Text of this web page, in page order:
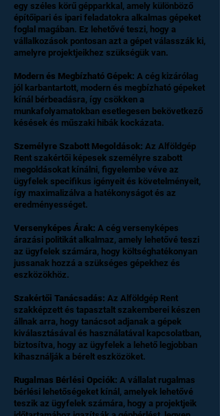
egy széles körű gépparkkal, amely különböző
építőipari és ipari feladatokra alkalmas gépeket
foglal magában. Ez lehetővé teszi, hogy a
vállalkozások pontosan azt a gépet válasszák ki,
amelyre projektjeikhez szükségük van.
Modern és Megbízható Gépek: A cég kizárólag
jól karbantartott, modern és megbízható gépeket
kínál bérbeadásra, így csökken a
munkafolyamatokban esetlegesen bekövetkező
késések és műszaki hibák kockázata.
Személyre Szabott Megoldások: Az Alföldgép
Rent szakértői képesek személyre szabott
megoldásokat kínálni, figyelembe véve az
ügyfelek specifikus igényeit és követelményeit,
így maximalizálva a hatékonyságot és az
eredményességet.
Versenyképes Árak: A cég versenyképes
árazási politikát alkalmaz, amely lehetővé teszi
az ügyfelek számára, hogy költséghatékonyan
jussanak hozzá a szükséges gépekhez és
eszközökhöz.
Szakértői Tanácsadás: Az Alföldgép Rent
szakképzett és tapasztalt szakemberei készen
állnak arra, hogy tanácsot adjanak a gépek
kiválasztásával és használatával kapcsolatban,
biztosítva, hogy az ügyfelek a lehető legjobban
kihasználják a bérelt eszközöket.
Rugalmas Bérlési Opciók: A vállalat rugalmas
bérlési lehetőségeket kínál, amelyek lehetővé
teszik az ügyfelek számára, hogy a projektjeik